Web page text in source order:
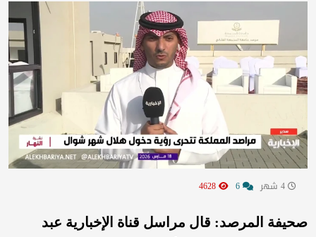
صحيفة المرصد: قال مراسل قناة الإخبارية عبد